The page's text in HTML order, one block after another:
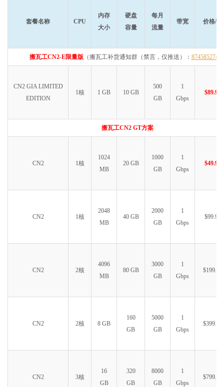
套餐名称 CPU
内存
大小
硬盘
容量
每月
流量
带宽 价格/年
搬瓦工CN2-E限量版（搬瓦工补货通知群（禁言，仅推送）： 874585274
CN2 GIA LIMITED
EDITION
1核 1 GB 10 GB
500
GB
1
Gbps
$89.99
搬瓦工CN2 GT方案
CN2 1核
1024
MB
20 GB
1000
GB
1
Gbps
$49.99
CN2 1核
2048
MB
40 GB
2000
GB
1
Gbps
$99.99
CN2 2核
4096
MB
80 GB
3000
GB
1
Gbps
$199.99
CN2 2核 8 GB
160
GB
5000
GB
1
Gbps
$399.99
CN2 3核
16
GB
320
GB
8000
GB
1
Gbps
$799.99